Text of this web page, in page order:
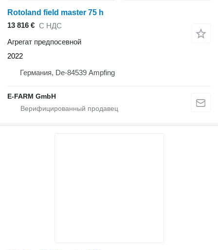
Rotoland field master 75 h
13 816 € С НДС
Агрегат предпосевной
2022
Германия, De-84539 Ampfing
E-FARM GmbH